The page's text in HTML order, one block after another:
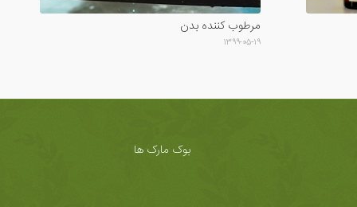
مرطوب کننده بدن
۱۳۹۹-۰۵-۱۹
بوک مارک ها